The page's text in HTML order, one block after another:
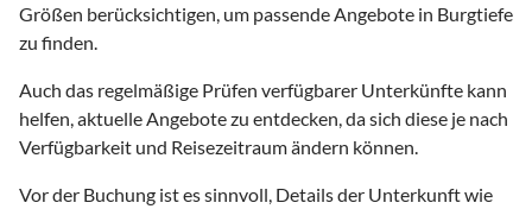
Größen berücksichtigen, um passende Angebote in Burgtiefe
zu finden.
Auch das regelmäßige Prüfen verfügbarer Unterkünfte kann
helfen, aktuelle Angebote zu entdecken, da sich diese je nach
Verfügbarkeit und Reisezeitraum ändern können.
Vor der Buchung ist es sinnvoll, Details der Unterkunft wie